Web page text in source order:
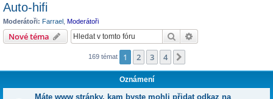
Auto-hifi
Moderátoři: Farrael Moderátoři
Nové téma Hledat
169 témat 1 2 3 4
Oznámení
Máte www stránky, kam byste mohli přidat odkaz na